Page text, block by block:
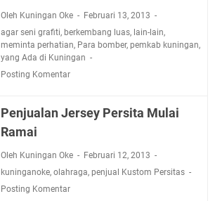
Kelaparan Meskipun Memiliki Sekarung Penuh Uang
Salat Lima Waktu itu Bukan Cuma Kewajiban, Tapi
juga Tempat Beristirahat yang Paling Menenangkan, Ini
Jadwal Salat Wilayah Kuningan Jumat 7 Agustus 2026
Sangat Seru
Warga Mulai Kesulitan Air Bersih Akibat Kekeringan,
12 Ribu Liter
Uniku Jadi Tuan Rumah Pendampingan Penyusunan
Dokumen SPMI
Oleh Kuningan Oke
Februari 13, 2013
agar seni grafiti, berkembang luas, lain-lain,
meminta perhatian, Para bomber, pemkab kuningan,
yang Ada di Kuningan
Posting Komentar
Penjualan Jersey Persita Mulai
Ramai
Oleh Kuningan Oke
Februari 12, 2013
kuninganoke, olahraga, penjual Kustom Persitas
Posting Komentar